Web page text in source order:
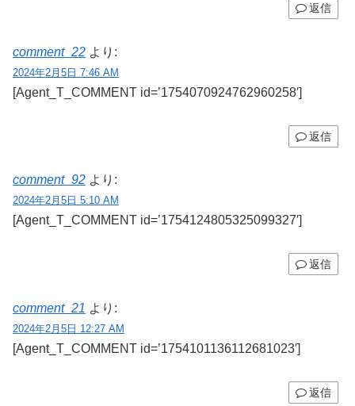
返信
comment_22 より:
2024年2月5日 7:46 AM
[Agent_T_COMMENT id=’1754070924762960258′]
返信
comment_92 より:
2024年2月5日 5:10 AM
[Agent_T_COMMENT id=’1754124805325099327′]
返信
comment_21 より:
2024年2月5日 12:27 AM
[Agent_T_COMMENT id=’1754101136112681023′]
返信